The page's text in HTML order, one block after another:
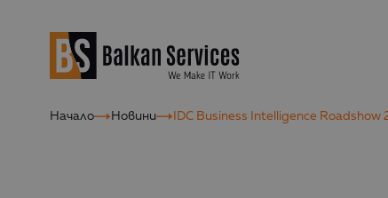
Начало Новини IDC Business Intelligence